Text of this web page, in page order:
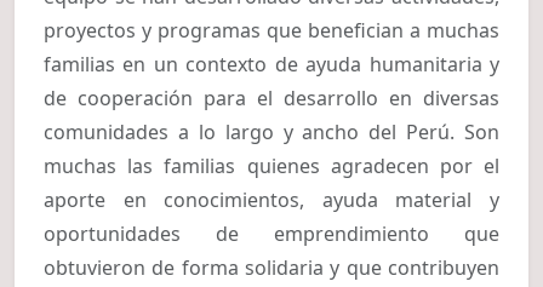
proyectos y programas que benefician a muchas
familias en un contexto de ayuda humanitaria y
de cooperación para el desarrollo en diversas
comunidades a lo largo y ancho del Perú. Son
muchas las familias quienes agradecen por el
aporte en conocimientos, ayuda material y
oportunidades de emprendimiento que
obtuvieron de forma solidaria y que contribuyen